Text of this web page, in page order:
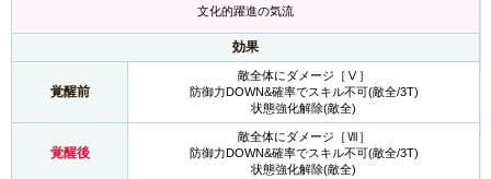
文化的躍進の気流
効果
覚醒前
敵全体にダメージ［Ⅴ］
防御力DOWN&確率でスキル不可(敵全/3T)
状態強化解除(敵全)
覚醒後
敵全体にダメージ［Ⅶ］
防御力DOWN&確率でスキル不可(敵全/3T)
状態強化解除(敵全)